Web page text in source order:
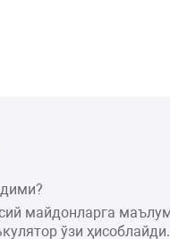
майдонларга
ўзи ҳисоблайди.